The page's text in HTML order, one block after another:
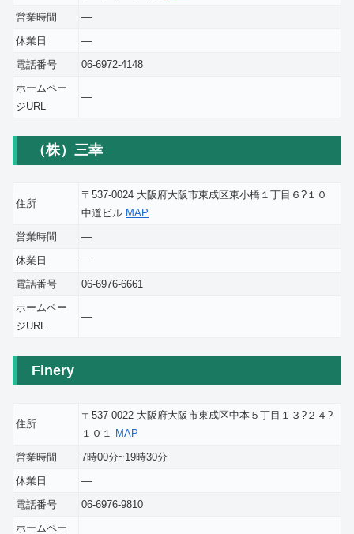
営業時間
―
休業日
―
電話番号
06-6972-4148
ホームペー
ジURL
―
（株）三幸
住所
〒537-0024 大阪府大阪市東成区東小橋１丁目６?１０
中道ビル MAP
営業時間
―
休業日
―
電話番号
06-6976-6661
ホームペー
ジURL
―
Finery
住所
〒537-0022 大阪府大阪市東成区中本５丁目１３?２４?
１０１ MAP
営業時間
7時00分~19時30分
休業日
―
電話番号
06-6976-9810
ホームペー